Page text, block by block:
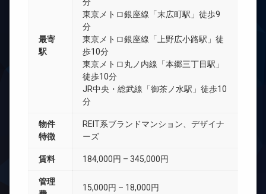
最寄
駅
東京メトロ銀座線「末広町駅」徒歩9
分
東京メトロ銀座線「上野広小路駅」徒
歩10分
東京メトロ丸ノ内線「本郷三丁目駅」
徒歩10分
JR中央・総武線「御茶ノ水駅」徒歩10
分
物件
特徴
REIT系ブランドマンション、デザイナ
ーズ
賃料 184,000円 – 345,000円
管理
15,000円 – 18,000円